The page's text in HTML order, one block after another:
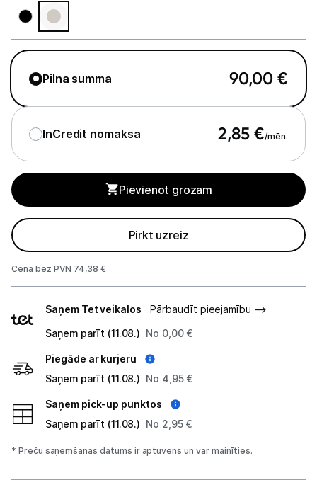
Vinila plašu atskaņotāji
GAMING pasaule >
Portatīvie datori un piederumi
Austiņas
Bezvadu skaļruņi
Datoru skaļruņi
Stacionārie datori un piederumi
Spēļu konsoles un piederumi
Pilna summa 90,00 €
InCredit nomaksa 2,85 €/mēn.
Pievienot grozam
Pirkt uzreiz
Cena bez PVN 74,38 €
veidi
Saņem Tet veikalos
Pārbaudīt pieejamību
Saņem parīt (11.08.) No 0,00 €
Piegāde ar kurjeru
Saņem parīt (11.08.) No 4,95 €
Saņem pick-up punktos
Saņem parīt (11.08.) No 2,95 €
* Preču saņemšanas datums ir aptuvens un var mainīties.